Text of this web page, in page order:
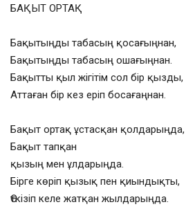
БАҚЫТ ОРТАҚ
Бақытыңды табасың қосағыңнан,
Бақытыңды табасың ошағыңнан.
Бақытты қыл жігітім сол бір қызды,
Аттаған бір кез еріп босағаңнан.
Бақыт ортақ ұстасқан қолдарыңда,
Бақыт тапқан
қызың мен ұлдарыңда.
Бірге көріп қызық пен қиындықты,
Өткізіп келе жатқан жылдарыңда.